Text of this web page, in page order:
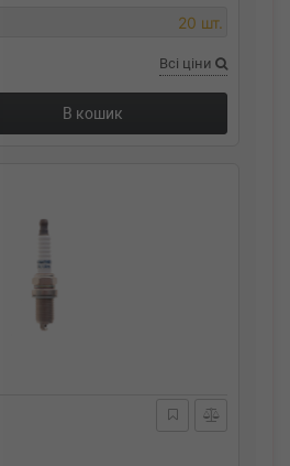
20 шт.
Всі ціни
В кошик